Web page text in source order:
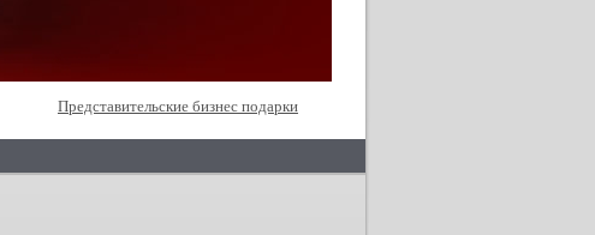
Представительские бизнес подарки